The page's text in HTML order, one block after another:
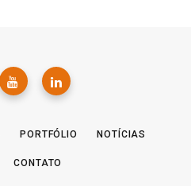
PORTFÓLIO NOTÍCIAS
CONTATO